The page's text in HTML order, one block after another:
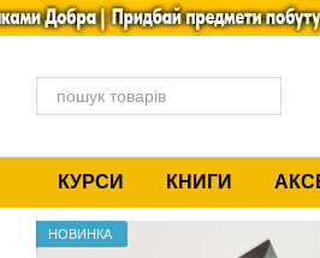
Перейти до основного контенту
КУРСИ КНИГИ
НОВИНКА